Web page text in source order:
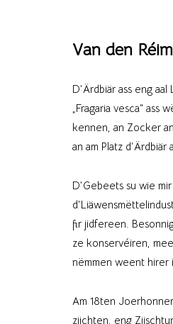
Van den
D’Ärdbiär ass eng
„Fragaria vesca“ ass
kennen, an Zocker
an am Platz
D’Gebeets su wie
fir jidfereen.
ze konservéiren,
nëmmen weent hirer
Am 18ten
ziichten, eng